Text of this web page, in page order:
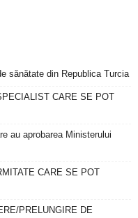
sănătate din Republica Turcia
CARE SE POT
au aprobarea Ministerului
CARE SE POT
PRELUNGIRE DE